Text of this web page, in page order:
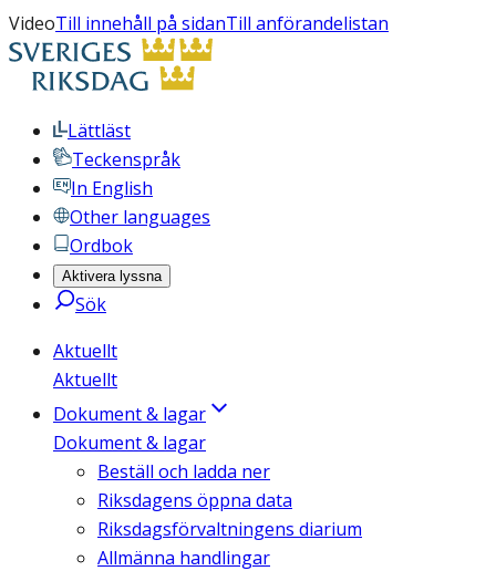
VideoTill innehåll på sidanTill anförandelistan
Lättläst
Teckenspråk
In English
Other languages
Ordbok
Aktivera lyssna
Sök
Aktuellt
Aktuellt
Dokument & lagar
Dokument & lagar
Beställ och ladda ner
Riksdagens öppna data
Riksdagsförvaltningens diarium
Allmänna handlingar